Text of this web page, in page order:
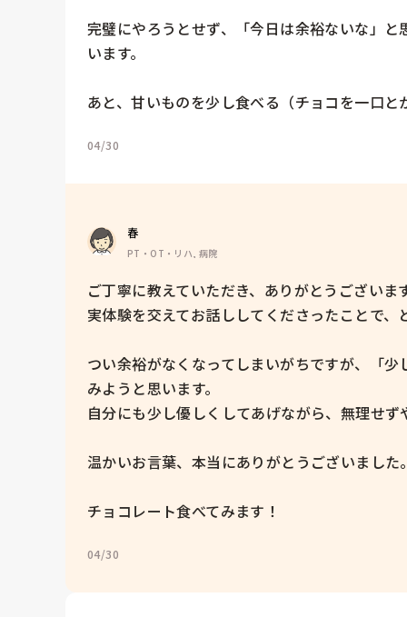
完璧にやろうとせず、「今日は余裕ないな」
います。
あと、甘いものを少し食べる（チョコを一口
04/30
春
PT・OT・リハ, 病院
ご丁寧に教えていただき、ありがとうござい
実体験を交えてお話ししてくださったことで
つい余裕がなくなってしまいがちですが、「
みようと思います。
自分にも少し優しくしてあげながら、無理せず
温かいお言葉、本当にありがとうございました
チョコレート食べてみます！
04/30